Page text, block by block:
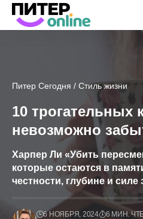
Питер Сегодня / Стиль жизни
10 трогательных
невозможно
Харпер Ли «Убить
которые остаются в
честности, глубине и силе
6 НОЯБРЯ, 2024 6 МИН.